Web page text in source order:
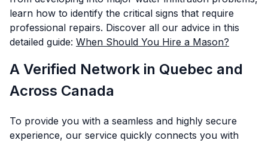
learn how to identify the critical signs that require
professional repairs. Discover all our advice in this
detailed guide: When Should You Hire a Mason?
A Verified Network in Quebec and
Across Canada
To provide you with a seamless and highly secure
experience, our service quickly connects you with